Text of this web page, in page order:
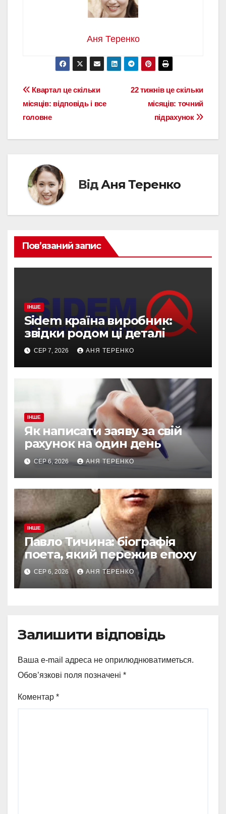
Аня Теренко
Навігація
записів
22 тижнів це скільки
місяців: точний
підрахунок
Квартал це скільки
місяців: відповідь і все
головне
ВідАня Теренко
Пов’язаний запис
ІНШЕ
Sidem країна виробник:
звідки родом ці деталі
СЕР 7, 2026 АНЯ ТЕРЕНКО
ІНШЕ
Як написати заяву за свій
рахунок на один день
СЕР 6, 2026 АНЯ ТЕРЕНКО
ІНШЕ
Павло Тичина: біографія
поета, який пережив епоху
СЕР 6, 2026 АНЯ ТЕРЕНКО
Залишити відповідь
Ваша e-mail адреса не оприлюднюватиметься.
Обов’язкові поля позначені *
Коментар *